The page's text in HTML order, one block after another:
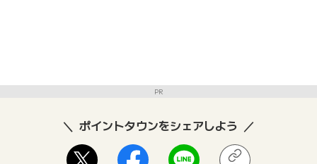
PR
ポイントタウンをシェアしよう